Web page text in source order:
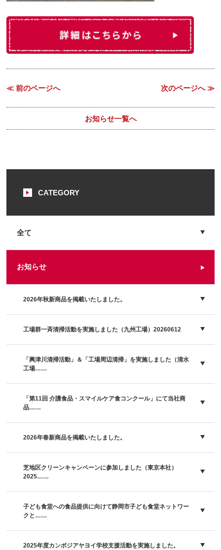
≪ 前のページへ 次のページへ ≫
お知らせ一覧へ
CATEGORY
全て
お知らせ
2026年秋新商品を掲載いたしました。
工場群一斉清掃活動を実施しました（九州工場）20260612
「興津川清掃活動」＆「工場周辺清掃」を実施しました（清水
工場……
「第11回 介護食品・スマイルケア食コンクール」にて当社商
品……
2026年春新商品を掲載いたしました。
芝地区クリーンキャンペーンに参加しました（東京本社）
2025……
子ども食堂への食品提供に向けて静岡市子ども食堂ネットワー
クと……
2025年度カンボジアヤヨイ学校支援活動を実施しました。